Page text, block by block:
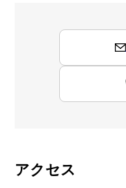
アクセス